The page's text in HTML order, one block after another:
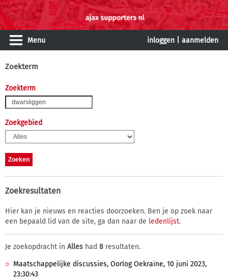
Menu inloggen aanmelden
Zoekterm
Zoekterm
Zoekgebied
Zoekresultaten
Hier kan je nieuws en reacties doorzoeken. Ben je op zoek naar
een bepaald lid van de site, ga dan naar de ledenlijst.
Je zoekopdracht in Alles had 8 resultaten.
Maatschappelijke discussies, Oorlog Oekraïne, 10 juni 2023,
23:30:43